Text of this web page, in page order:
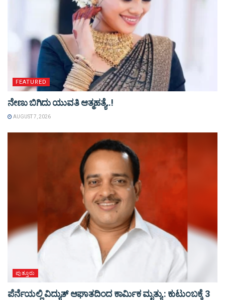
FEATURED
ನೇಣು ಬಿಗಿದು ಯುವತಿ ಆತ್ಮಹತ್ಯೆ..!
AUGUST 7, 2026
ಪುತ್ತೂರು
ಪೆರ್ನೆಯಲ್ಲಿ ವಿದ್ಯುತ್ ಆಘಾತದಿಂದ ಕಾರ್ಮಿಕ ಮೃತ್ಯು : ಕುಟುಂಬಕ್ಕೆ 3